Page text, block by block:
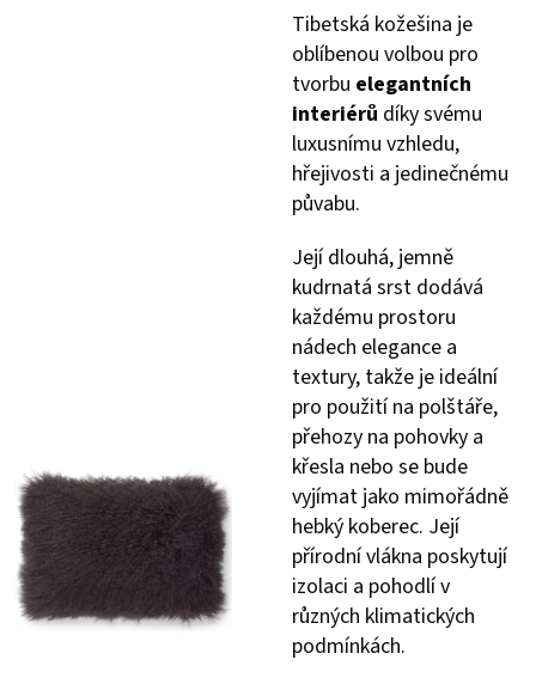
Tibetská kožešina je
oblíbenou volbou pro
tvorbu elegantních
interiérů díky svému
luxusnímu vzhledu,
hřejivosti a jedinečnému
půvabu.
Její dlouhá, jemně
kudrnatá srst dodává
každému prostoru
nádech elegance a
textury, takže je ideální
pro použití na polštáře,
přehozy na pohovky a
křesla nebo se bude
vyjímat jako mimořádně
hebký koberec. Její
přírodní vlákna poskytují
izolaci a pohodlí v
různých klimatických
podmínkách.